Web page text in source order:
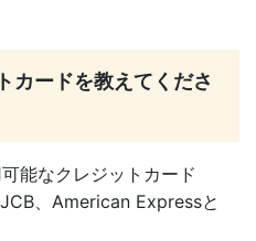
カードを教えてくださ
能なクレジットカード
、American Expressと